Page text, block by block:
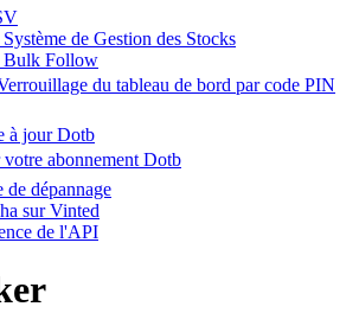
Système de Gestion des Stocks
Bulk Follow
du tableau de bord par code PIN
à jour Dotb
votre abonnement Dotb
de dépannage
sur Vinted
de l'API